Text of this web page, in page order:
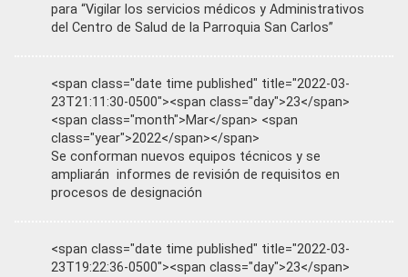
para “Vigilar los servicios médicos y Administrativos
del Centro de Salud de la Parroquia San Carlos”
<span class="date time published" title="2022-03-
23T21:11:30-0500"><span class="day">23</span>
<span class="month">Mar</span> <span
class="year">2022</span></span>
Se conforman nuevos equipos técnicos y se
ampliarán informes de revisión de requisitos en
procesos de designación
<span class="date time published" title="2022-03-
23T19:22:36-0500"><span class="day">23</span>